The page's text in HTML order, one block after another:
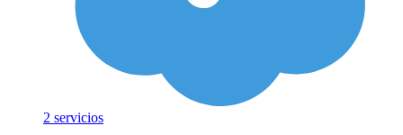
2 servicios